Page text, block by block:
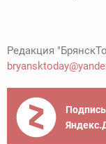
Редакция